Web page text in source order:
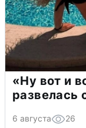
«Ну вот и
6 августа 26